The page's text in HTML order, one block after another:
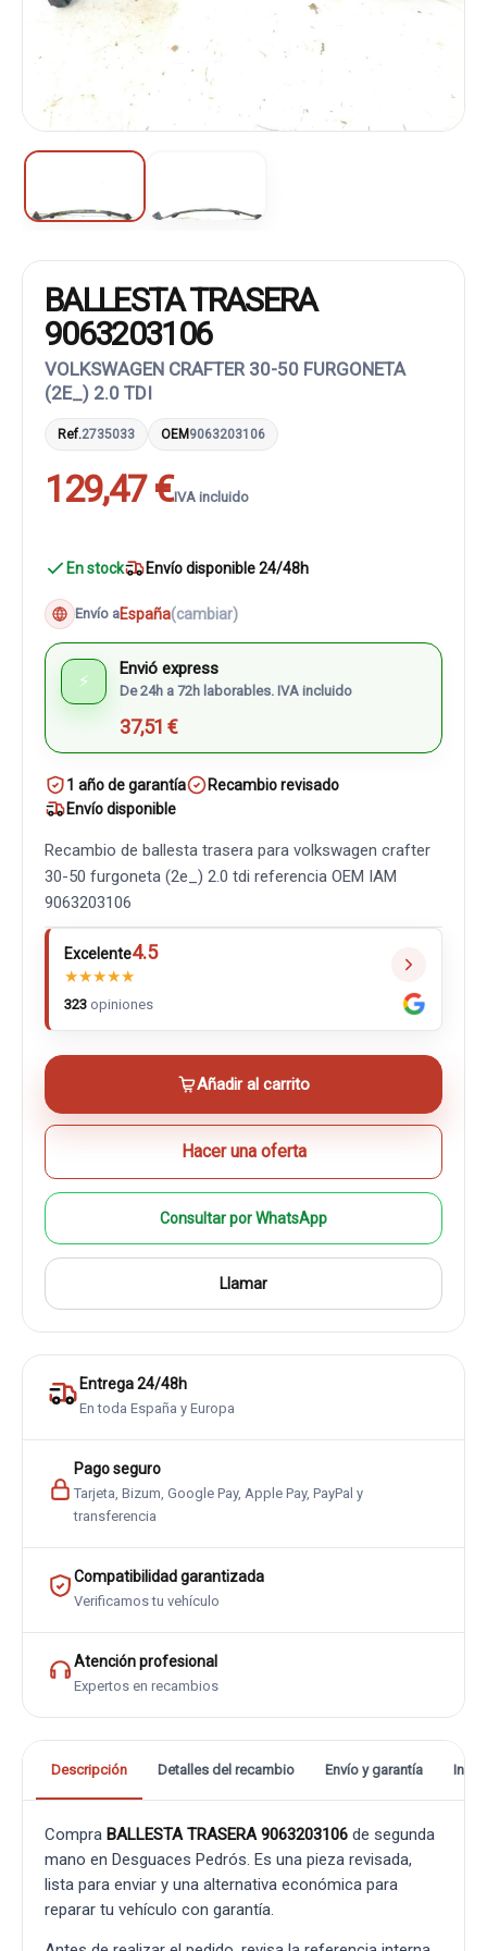
BALLESTA TRASERA
9063203106
VOLKSWAGEN CRAFTER 30-50 FURGONETA
(2E_) 2.0 TDI
Ref.2735033 OEM9063203106
129,47 €IVA incluido
En stock Envío disponible 24/48h
Envío aEspaña(cambiar)
⚡
Envió express
De 24h a 72h laborables. IVA incluido
37,51 €
1 año de garantía
Recambio revisado
Envío disponible
Recambio de ballesta trasera para volkswagen crafter
30-50 furgoneta (2e_) 2.0 tdi referencia OEM IAM
9063203106
Excelente4.5
★★★★★
323 opiniones
Añadir al carrito
Hacer una oferta
Consultar por WhatsApp
Llamar
Entrega 24/48h
En toda España y Europa
Pago seguro
Tarjeta, Bizum, Google Pay, Apple Pay, PayPal y
transferencia
Compatibilidad garantizada
Verificamos tu vehículo
Atención profesional
Expertos en recambios
Descripción Detalles del recambio Envío y garantía
Compra BALLESTA TRASERA 9063203106 de segunda
mano en Desguaces Pedrós. Es una pieza revisada,
lista para enviar y una alternativa económica para
reparar tu vehículo con garantía.